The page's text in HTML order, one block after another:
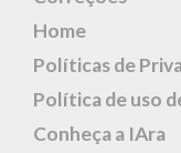
Home
Políticas de
Política de uso
Conheça a IAra